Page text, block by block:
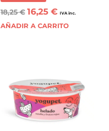
18,25€ 16,25 € IVA inc.
AÑADIR A CARRITO